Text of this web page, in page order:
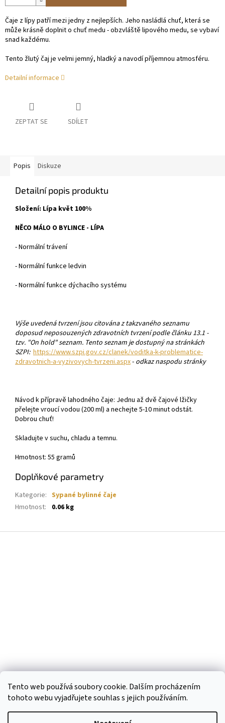
Tento web používá soubory cookie. Dalším procházením
tohoto webu vyjadřujete souhlas s jejich používáním.
Čaje z lípy patří mezi jedny z nejlepších. Jeho nasládlá chuť, která se
může krásně doplnit o chuť medu - obzvláště lipového medu, se vybaví
snad každému.
Tento žlutý čaj je velmi jemný, hladký a navodí příjemnou atmosféru.
Detailní informace
ZEPTAT SE SDÍLET
Popis Diskuze
Detailní popis produktu
Složení: Lípa květ 100%
NĚCO MÁLO O BYLINCE - LÍPA
- Normální trávení
- Normální funkce ledvin
- Normální funkce dýchacího systému
Výše uvedená tvrzení jsou citována z takzvaného seznamu
doposud neposouzených zdravotních tvrzení podle článku 13.1 -
tzv. "On hold" seznam. Tento seznam je dostupný na stránkách
SZPI: https://www.szpi.gov.cz/clanek/voditka-k-problematice-
zdravotnich-a-vyzivovych-tvrzeni.aspx- odkaz naspodu stránky
Návod k přípravě lahodného čaje: Jednu až dvě čajové lžičky
přelejte vroucí vodou (200 ml) a nechejte 5-10 minut odstát.
Dobrou chuť!
Skladujte v suchu, chladu a temnu.
Hmotnost: 55 gramů
Doplňkové parametry
Kategorie: Sypané bylinné čaje
Hmotnost: 0.06 kg